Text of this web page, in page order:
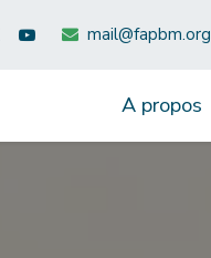
mail@fapbm.org
A propos